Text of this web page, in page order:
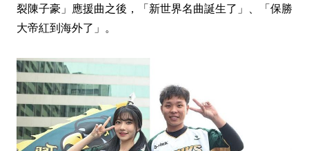
裂陳子豪」應援曲之後，「新世界名曲誕生了」、「保勝
大帝紅到海外了」。